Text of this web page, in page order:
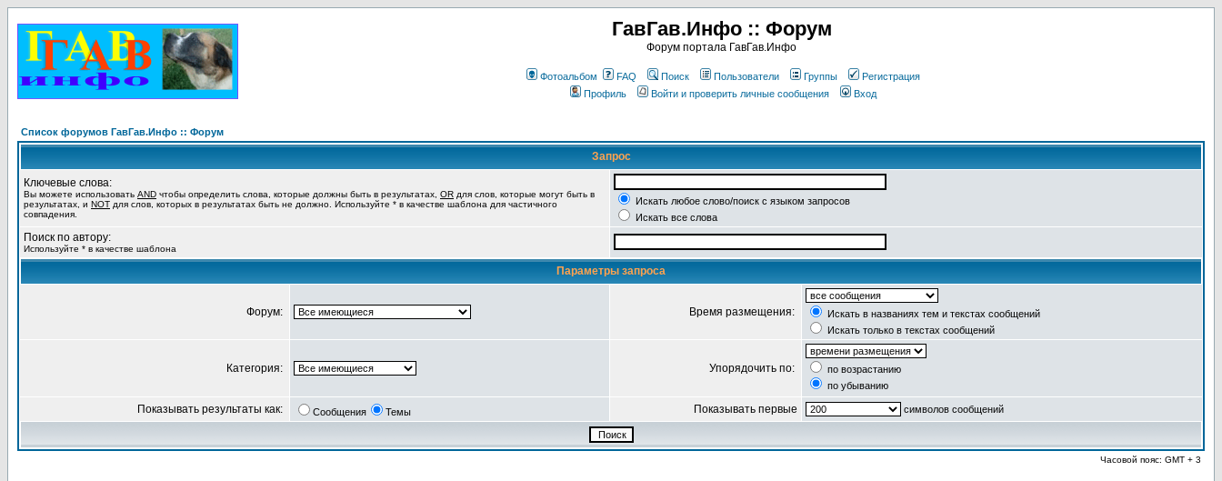
ГавГав.Инфо :: Форум
Форум портала ГавГав.Инфо
Фотоальбом FAQ Поиск Пользователи Группы
Регистрация
Профиль
Войти и проверить личные сообщения Вход
Список форумов ГавГав.Инфо :: Форум
Запрос
Ключевые слова:
Вы можете использовать AND чтобы определить слова, которые должны быть в результатах, OR для слов, которые могут быть в
результатах, и NOT для слов, которых в результатах быть не должно. Используйте * в качестве шаблона для частичного
совпадения.
Искать любое слово/поиск с языком запросов
Искать все слова
Поиск по автору:
Используйте * в качестве шаблона
Параметры запроса
Форум: Время размещения:
Искать в названиях тем и текстах сообщений
Искать только в текстах сообщений
Категория: Упорядочить по:
по возрастанию
по убыванию
Показывать результаты как: Сообщения Темы Показывать первые символов сообщений
Часовой пояс: GMT + 3